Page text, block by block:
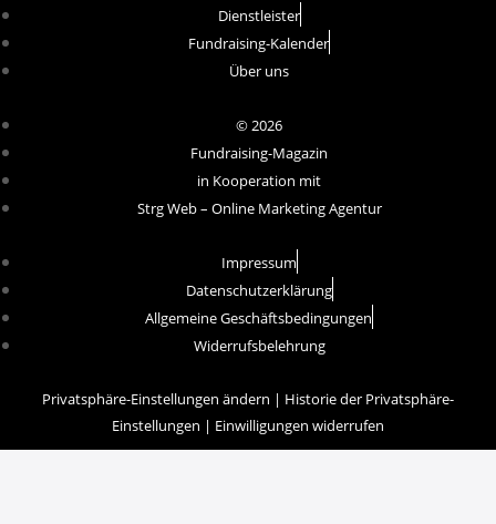
Dienstleister
Fundraising-Kalender
Über uns
© 2026
Fundraising-Magazin
in Kooperation mit
Strg Web – Online Marketing Agentur
Impressum
Datenschutzerklärung
Allgemeine Geschäftsbedingungen
Widerrufsbelehrung
Privatsphäre-Einstellungen ändern | Historie der Privatsphäre-
Einstellungen | Einwilligungen widerrufen